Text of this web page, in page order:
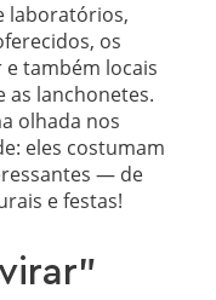
laboratórios,
os
e também locais
as lanchonetes.
olhada nos
eles costumam
— de
e festas!